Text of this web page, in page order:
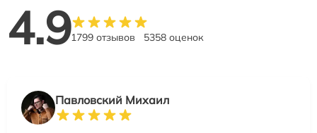
4.91799 отзывов 5358 оценок
Павловский Михаил